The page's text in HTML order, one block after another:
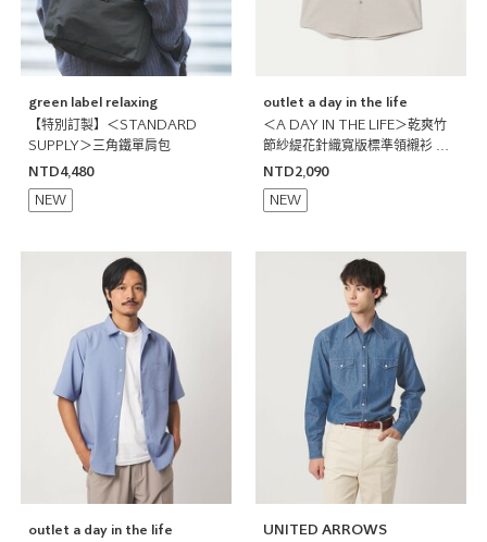
green label relaxing
【特別訂製】＜STANDARD
SUPPLY＞三角鐵單肩包
NTD4,480
NEW
outlet a day in the life
＜A DAY IN THE LIFE＞乾爽竹
節紗緹花針織寬版標準領襯衫 吸
水速乾
NTD2,090
NEW
outlet a day in the life
UNITED ARROWS